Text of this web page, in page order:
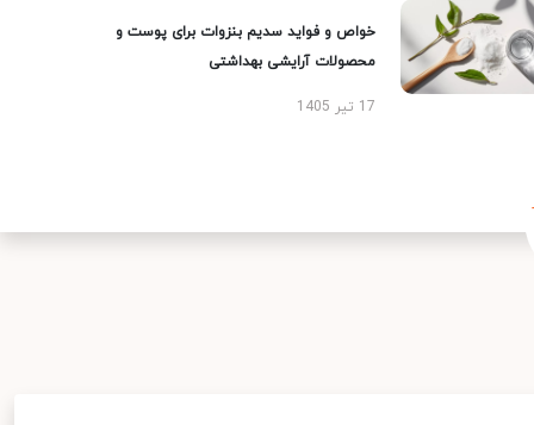
خواص و فواید سدیم بنزوات برای پوست و
محصولات آرایشی بهداشتی
17 تیر 1405